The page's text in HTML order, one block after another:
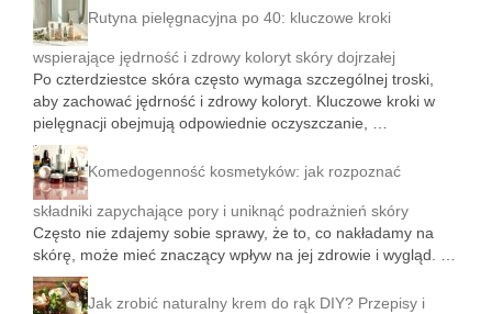
Rutyna pielęgnacyjna po 40: kluczowe kroki
wspierające jędrność i zdrowy koloryt skóry dojrzałej
Po czterdziestce skóra często wymaga szczególnej troski,
aby zachować jędrność i zdrowy koloryt. Kluczowe kroki w
pielęgnacji obejmują odpowiednie oczyszczanie, …
Komedogenność kosmetyków: jak rozpoznać
składniki zapychające pory i uniknąć podrażnień skóry
Często nie zdajemy sobie sprawy, że to, co nakładamy na
skórę, może mieć znaczący wpływ na jej zdrowie i wygląd. …
Jak zrobić naturalny krem do rąk DIY? Przepisy i